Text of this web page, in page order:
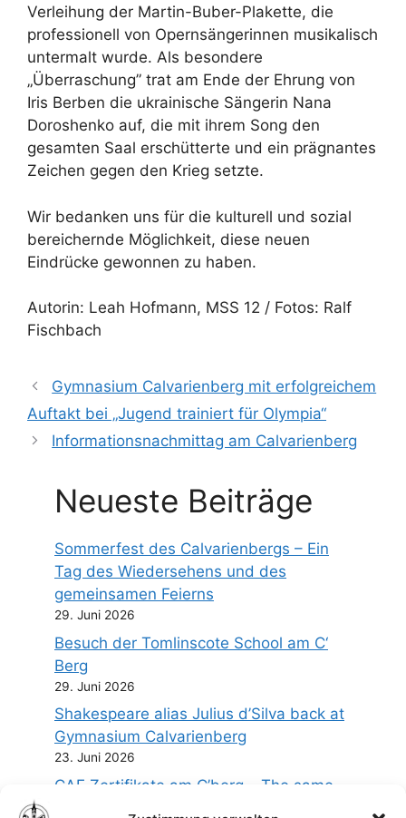
Verleihung der Martin-Buber-Plakette, die
professionell von Opernsängerinnen musikalisch
untermalt wurde. Als besondere
„Überraschung” trat am Ende der Ehrung von
Iris Berben die ukrainische Sängerin Nana
Doroshenko auf, die mit ihrem Song den
gesamten Saal erschütterte und ein prägnantes
Zeichen gegen den Krieg setzte.
Wir bedanken uns für die kulturell und sozial
bereichernde Möglichkeit, diese neuen
Eindrücke gewonnen zu haben.
Autorin: Leah Hofmann, MSS 12 / Fotos: Ralf
Fischbach
Gymnasium Calvarienberg mit erfolgreichem
Auftakt bei „Jugend trainiert für Olympia“
Informationsnachmittag am Calvarienberg
Neueste Beiträge
Sommerfest des Calvarienbergs – Ein
Tag des Wiedersehens und des
gemeinsamen Feierns
29. Juni 2026
Besuch der Tomlinscote School am C‘
Berg
29. Juni 2026
Shakespeare alias Julius d’Silva back at
Gymnasium Calvarienberg
23. Juni 2026
CAE Zertifikate am C’berg – The same